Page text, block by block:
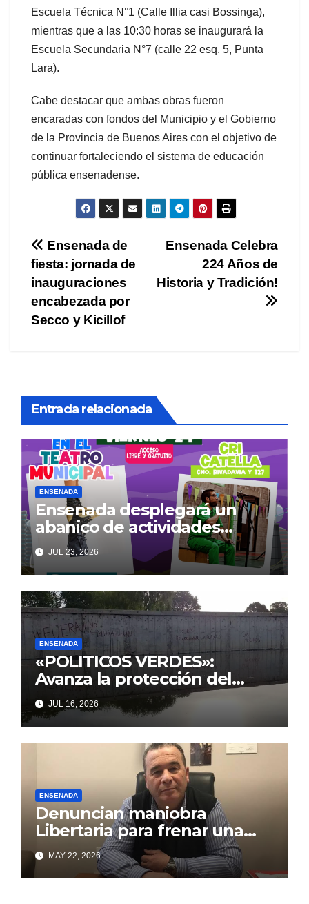
Escuela Técnica N°1 (Calle Illia casi Bossinga),
mientras que a las 10:30 horas se inaugurará la
Escuela Secundaria N°7 (calle 22 esq. 5, Punta
Lara).
Cabe destacar que ambas obras fueron
encaradas con fondos del Municipio y el Gobierno
de la Provincia de Buenos Aires con el objetivo de
continuar fortaleciendo el sistema de educación
pública ensenadense.
Navegación
de
entradas
Ensenada Celebra
224 Años de
Historia y Tradición!
Ensenada de
fiesta: jornada de
inauguraciones
encabezada por
Secco y Kicillof
Entrada relacionada
ENSENADA
Ensenada desplegará un
abanico de actividades
culturales y recreativas
gratuitas para disfrutar en
familia este fin de semana
JUL 23, 2026
ENSENADA
«POLITICOS VERDES»:
Avanza la protección del
Paseo Costero de Punta Lara
frente a intentos de parálisis
con trasfondo político
JUL 16, 2026
ENSENADA
Denuncian maniobra
Libertaria para frenar una
obra que beneficia a los
puntalarenses
MAY 22, 2026